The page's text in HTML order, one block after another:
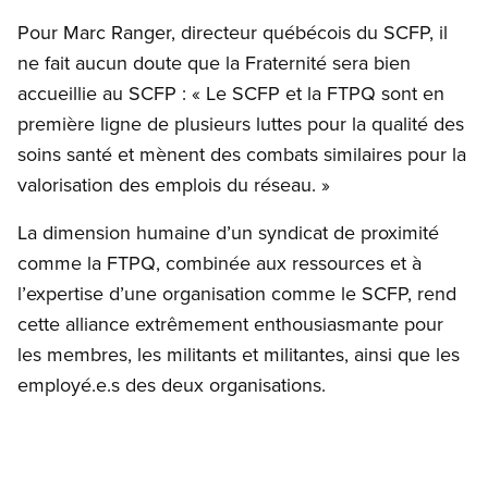
Pour Marc Ranger, directeur québécois du SCFP, il
ne fait aucun doute que la Fraternité sera bien
accueillie au SCFP : « Le SCFP et la FTPQ sont en
première ligne de plusieurs luttes pour la qualité des
soins santé et mènent des combats similaires pour la
valorisation des emplois du réseau. »
La dimension humaine d’un syndicat de proximité
comme la FTPQ, combinée aux ressources et à
l’expertise d’une organisation comme le SCFP, rend
cette alliance extrêmement enthousiasmante pour
les membres, les militants et militantes, ainsi que les
employé.e.s des deux organisations.